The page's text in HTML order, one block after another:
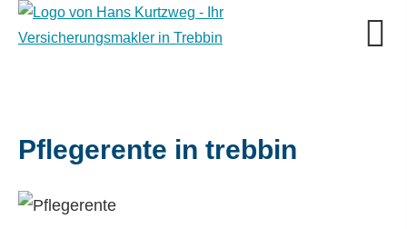
Pfle­ge­ren­te in trebbin